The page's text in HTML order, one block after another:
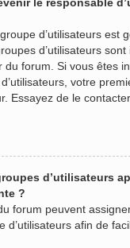
d’utilisateurs est
d’utilisateurs
du forum. Si vous êtes
votre
Essayez de le
d’utilisateurs
?
forum peuvent
d’utilisateurs afin de